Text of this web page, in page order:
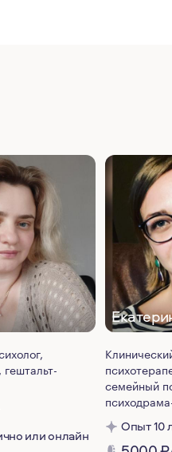
гештальт-
или онлайн
семейный
Опыт 10